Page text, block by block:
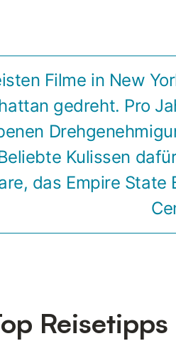
Filme in New
gedreht. Pro
Kulissen
das Empire State
Reisetipps